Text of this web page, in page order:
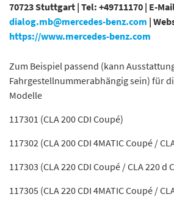
70723 Stuttgart | Tel: +49711170 | E-
dialog.mb@mercedes-benz.com |
https://www.mercedes-benz.com
Zum Beispiel passend (kann
Fahrgestellnummerabhängig sein) für
Modelle
117301 (CLA 200 CDI Coupé)
117302 (CLA 200 CDI 4MATIC Coupé /
117303 (CLA 220 CDI Coupé / CLA 220 d
117305 (CLA 220 CDI 4MATIC Coupé /